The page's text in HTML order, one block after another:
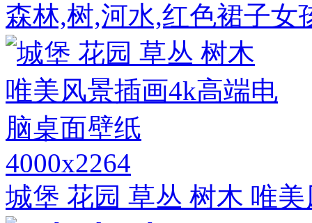
森林,树,河水,红色裙子女
4000x2264
城堡 花园 草丛 树木 唯